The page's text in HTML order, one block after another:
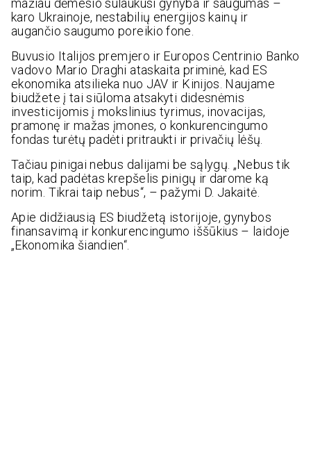
mažiau dėmesio sulaukusi gynyba ir saugumas –
karo Ukrainoje, nestabilių energijos kainų ir
augančio saugumo poreikio fone.
Buvusio Italijos premjero ir Europos Centrinio Banko
vadovo Mario Draghi ataskaita priminė, kad ES
ekonomika atsilieka nuo JAV ir Kinijos. Naujame
biudžete į tai siūloma atsakyti didesnėmis
investicijomis į mokslinius tyrimus, inovacijas,
pramonę ir mažas įmones, o konkurencingumo
fondas turėtų padėti pritraukti ir privačių lėšų.
Tačiau pinigai nebus dalijami be sąlygų. „Nebus tik
taip, kad padėtas krepšelis pinigų ir darome ką
norim. Tikrai taip nebus“, – pažymi D. Jakaitė.
Apie didžiausią ES biudžetą istorijoje, gynybos
finansavimą ir konkurencingumo iššūkius – laidoje
„Ekonomika šiandien“.